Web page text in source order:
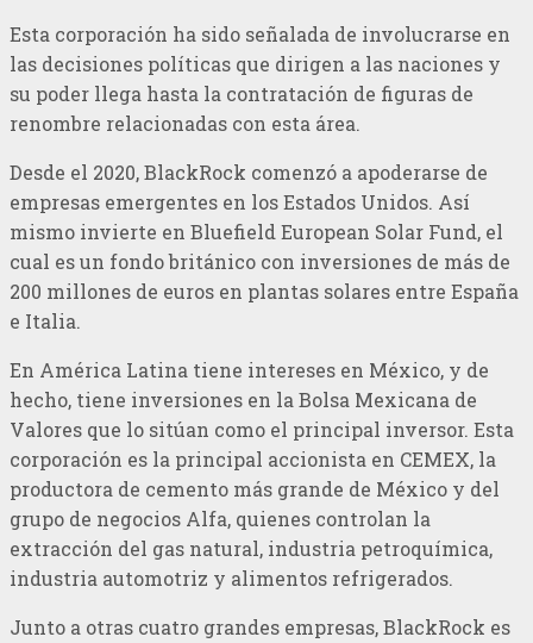
Esta corporación ha sido señalada de involucrarse en
las decisiones políticas que dirigen a las naciones y
su poder llega hasta la contratación de figuras de
renombre relacionadas con esta área.
Desde el 2020, BlackRock comenzó a apoderarse de
empresas emergentes en los Estados Unidos. Así
mismo invierte en Bluefield European Solar Fund, el
cual es un fondo británico con inversiones de más de
200 millones de euros en plantas solares entre España
e Italia.
En América Latina tiene intereses en México, y de
hecho, tiene inversiones en la Bolsa Mexicana de
Valores que lo sitúan como el principal inversor. Esta
corporación es la principal accionista en CEMEX, la
productora de cemento más grande de México y del
grupo de negocios Alfa, quienes controlan la
extracción del gas natural, industria petroquímica,
industria automotriz y alimentos refrigerados.
Junto a otras cuatro grandes empresas, BlackRock es